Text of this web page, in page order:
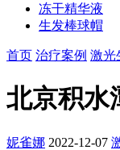
冻干精华液
生发棒球帽
首页 治疗案例 激光
北京积水
妮雀娜 2022-12-07